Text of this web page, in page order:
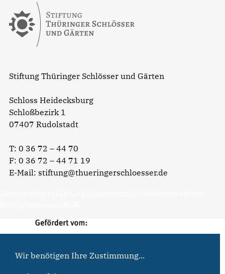
Stiftung Thüringer Schlösser und Gärten
Schloss Heidecksburg
Schloßbezirk 1
07407 Rudolstadt
T: 0 36 72 – 44 70
F: 0 36 72 – 44 71 19
E-Mail: stiftung@thueringerschloesser.de
Wir benötigen Ihre Zustimmung...